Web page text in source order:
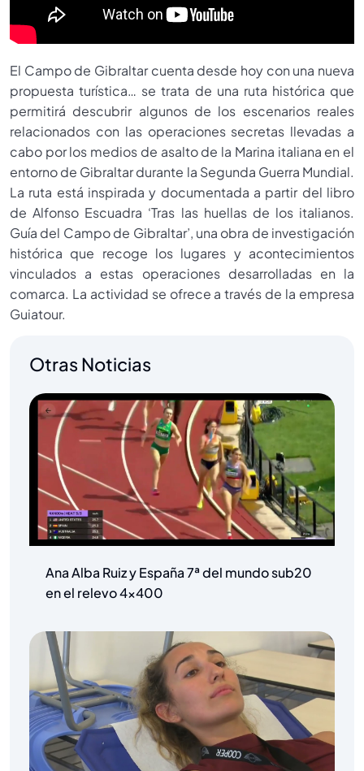
El Campo de Gibraltar cuenta desde hoy con una nueva
propuesta turística… se trata de una ruta histórica que
permitirá descubrir algunos de los escenarios reales
relacionados con las operaciones secretas llevadas a
cabo por los medios de asalto de la Marina italiana en el
entorno de Gibraltar durante la Segunda Guerra Mundial.
La ruta está inspirada y documentada a partir del libro
de Alfonso Escuadra ‘Tras las huellas de los italianos.
Guía del Campo de Gibraltar’, una obra de investigación
histórica que recoge los lugares y acontecimientos
vinculados a estas operaciones desarrolladas en la
comarca. La actividad se ofrece a través de la empresa
Guiatour.
Otras Noticias
Ana Alba Ruiz y España 7ª del mundo sub20
en el relevo 4×400